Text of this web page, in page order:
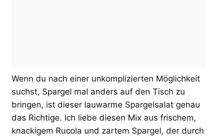
Wenn du nach einer unkomplizierten Möglichkeit
suchst, Spargel mal anders auf den Tisch zu
bringen, ist dieser lauwarme Spargelsalat genau
das Richtige. Ich liebe diesen Mix aus frischem,
knackigem Rucola und zartem Spargel, der durch